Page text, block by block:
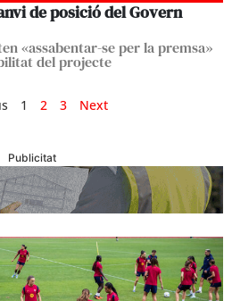
de posició del Govern
«assabentar-se per la premsa»
del projecte
1 2 3 Next
Publicitat